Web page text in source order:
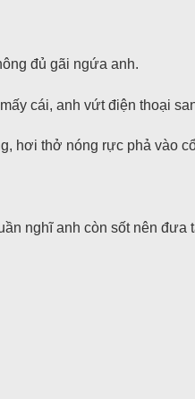
đủ gãi ngứa anh.
cái, anh vứt điện thoại
hơi thở nóng rực phả vào
nghĩ anh còn sốt nên đưa